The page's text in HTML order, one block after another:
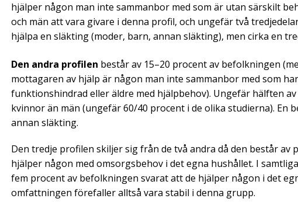
hjälper någon man inte sammanbor med som är utan särskilt
och män att vara givare i denna profil, och ungefär två
hjälpa en släkting (moder, barn, annan släkting), men cirka en
Den andra profilen består av 15–20 procent av befolkningen
mottagaren av hjälp är någon man inte sammanbor med som
funktionshindrad eller äldre med hjälpbehov). Ungefär hälften
kvinnor än män (ungefär 60/40 procent i de olika studierna). En
annan släkting.
Den tredje profilen skiljer sig från de två andra då den består av
hjälper någon med omsorgsbehov i det egna hushållet. I
fem procent av befolkningen svarat att de hjälper någon i det
omfattningen förefaller alltså vara stabil i denna grupp.